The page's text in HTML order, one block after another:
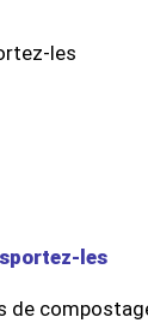
les
les
de